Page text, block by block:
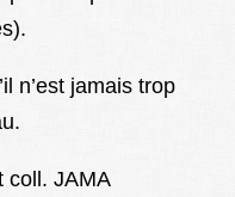
n’est jamais trop
coll. JAMA